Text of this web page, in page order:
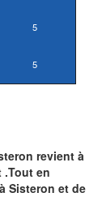
5
5
revient à
.Tout en
Sisteron et de